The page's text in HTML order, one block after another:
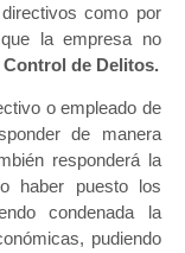
como por
la empresa no
de Delitos.
o empleado de
de manera
responderá la
haber puesto los
condenada la
pudiendo